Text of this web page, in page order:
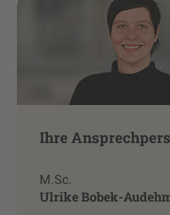
Ihre
M.Sc.
Ulrike Bobek-